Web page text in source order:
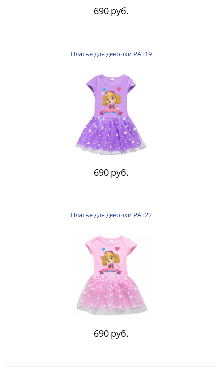
690 руб.
Платье для девочки PAT19
690 руб.
Платье для девочки PAT22
690 руб.